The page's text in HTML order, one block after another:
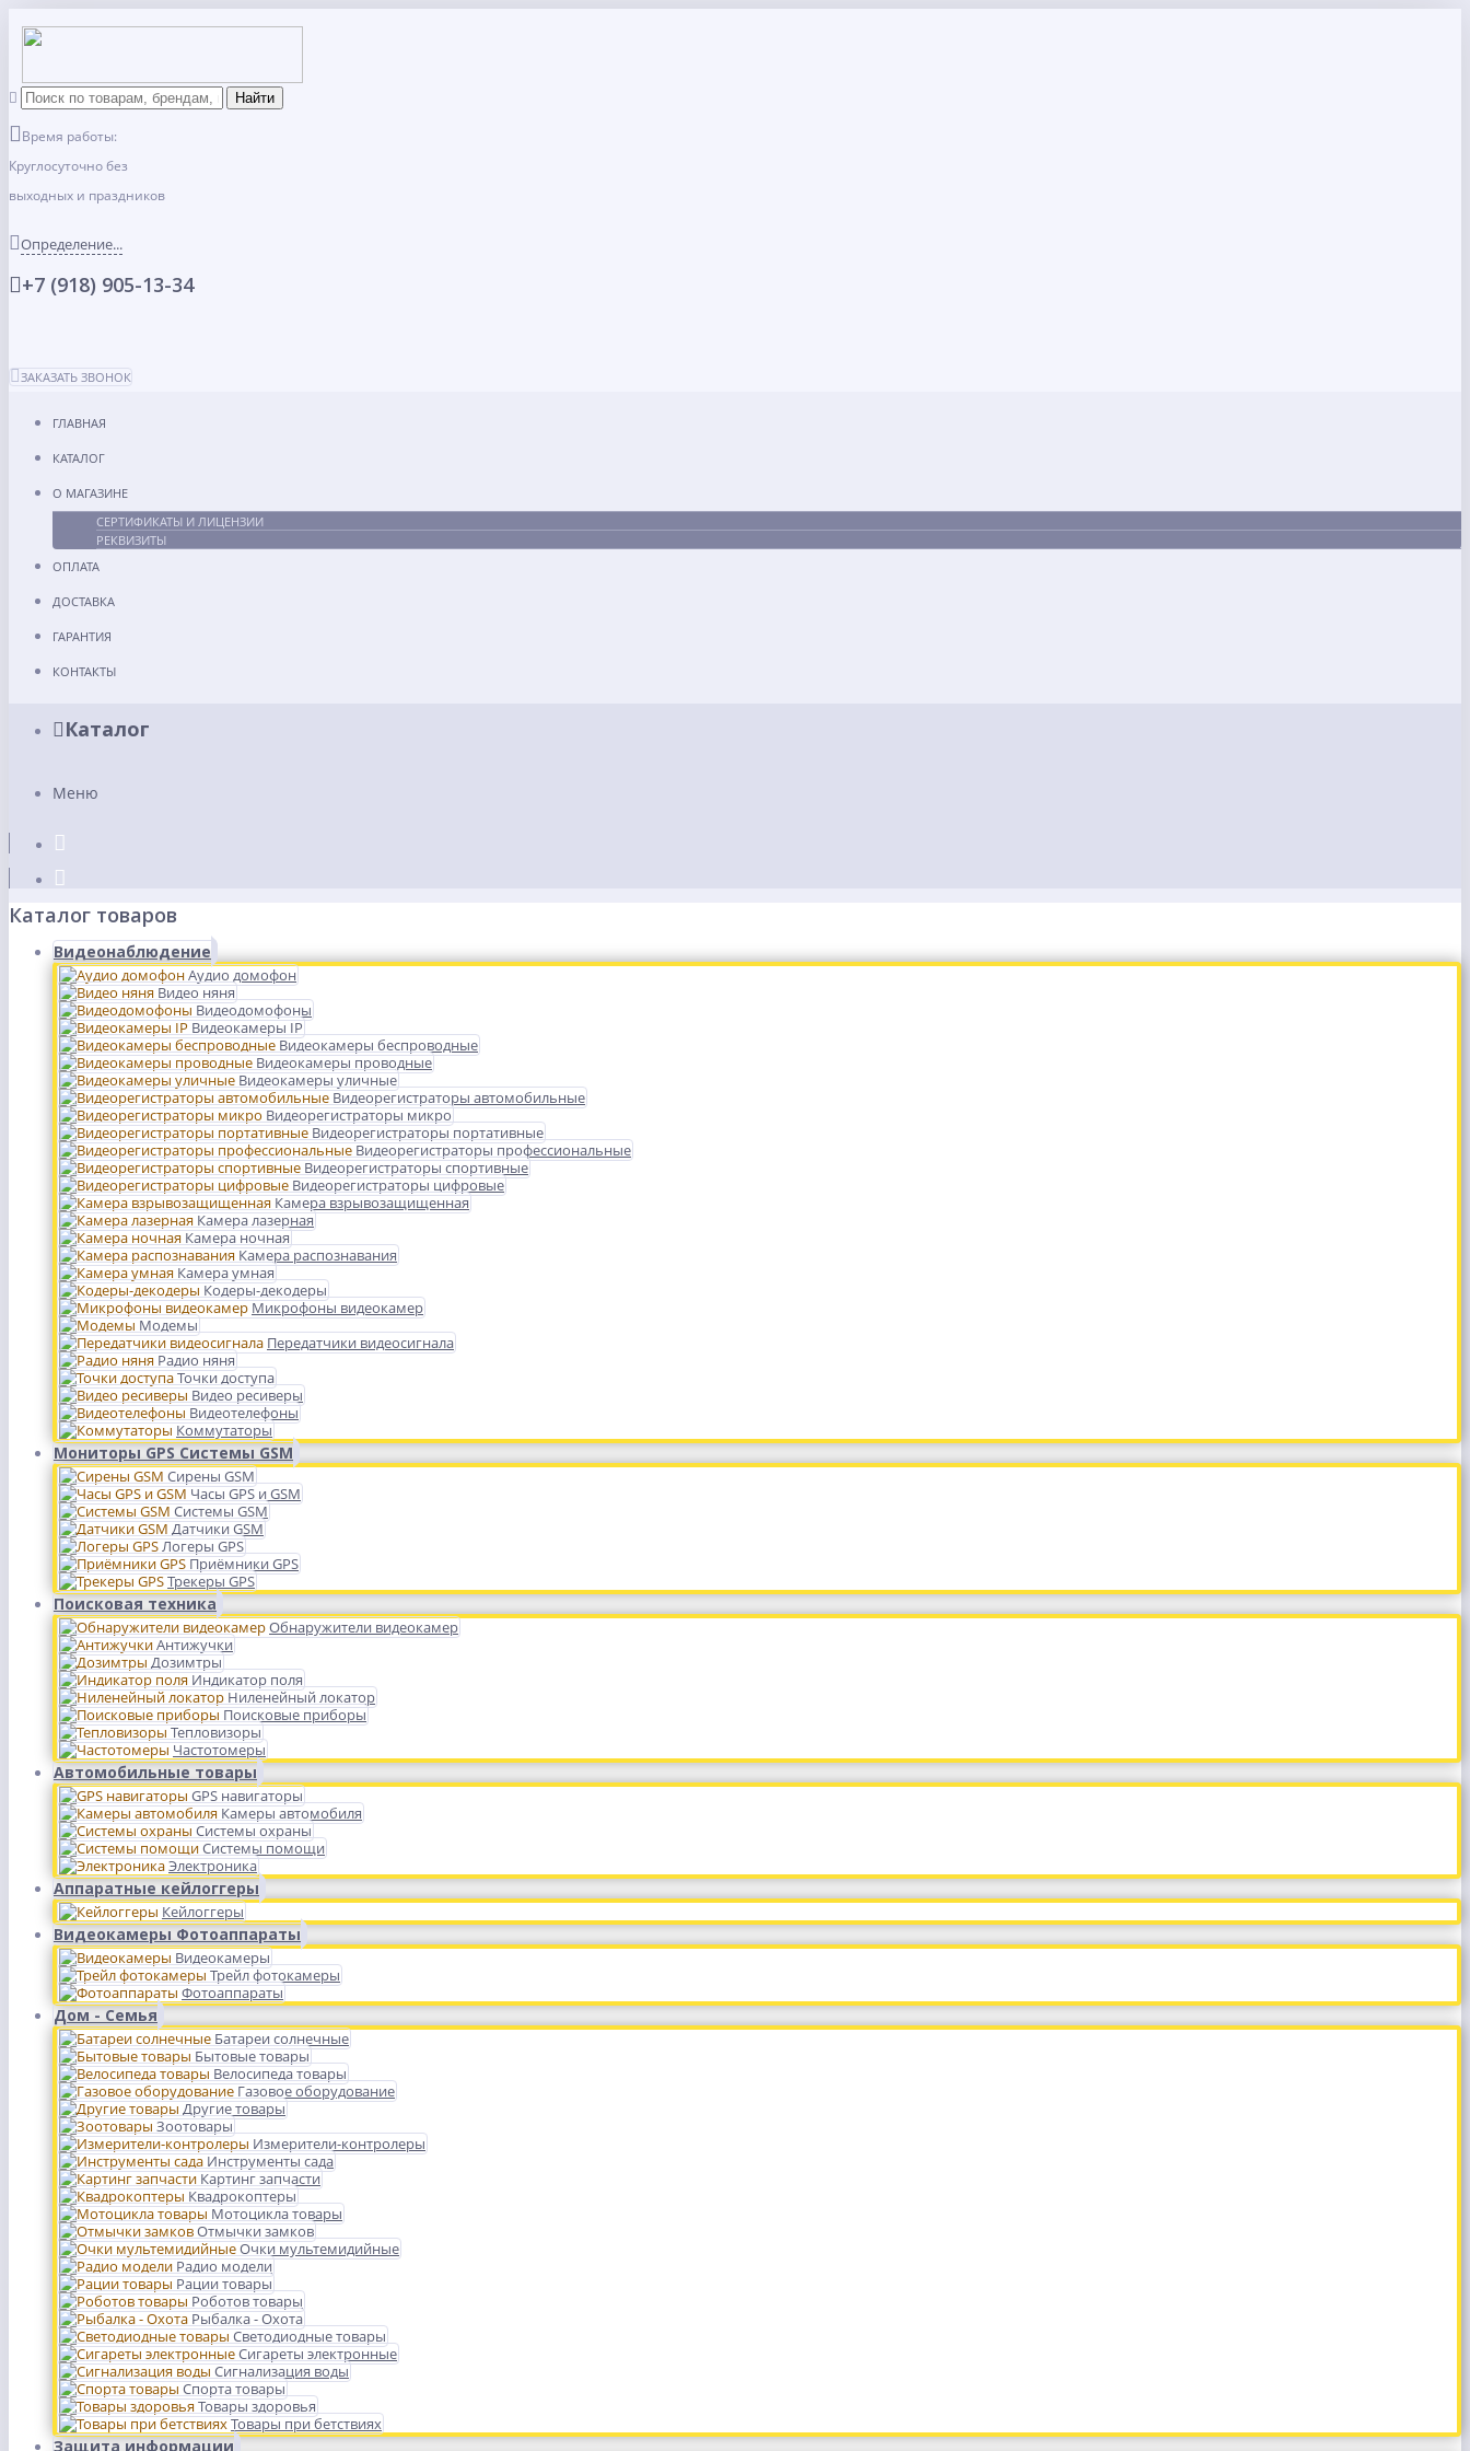
Время работы:
Круглосуточно без
выходных и праздников
Определение...
+7 (918) 905-13-34
ЗАКАЗАТЬ ЗВОНОК
ГЛАВНАЯ
КАТАЛОГ
О МАГАЗИНЕ
СЕРТИФИКАТЫ И ЛИЦЕНЗИИ
РЕКВИЗИТЫ
ОПЛАТА
ДОСТАВКА
ГАРАНТИЯ
КОНТАКТЫ
Каталог
Меню
Каталог товаров
Видеонаблюдение
Аудио домофон
Видео няня
Видеодомофоны
Видеокамеры IP
Видеокамеры беспроводные
Видеокамеры проводные
Видеокамеры уличные
Видеорегистраторы автомобильные
Видеорегистраторы микро
Видеорегистраторы портативные
Видеорегистраторы профессиональные
Видеорегистраторы спортивные
Видеорегистраторы цифровые
Камера взрывозащищенная
Камера лазерная
Камера ночная
Камера распознавания
Камера умная
Кодеры-декодеры
Микрофоны видеокамер
Модемы
Передатчики видеосигнала
Радио няня
Точки доступа
Видео ресиверы
Видеотелефоны
Коммутаторы
Мониторы GPS Системы GSM
Сирены GSM
Часы GPS и GSM
Системы GSM
Датчики GSM
Логеры GPS
Приёмники GPS
Трекеры GPS
Поисковая техника
Обнаружители видеокамер
Антижучки
Дозимтры
Индикатор поля
Ниленейный локатор
Поисковые приборы
Тепловизоры
Частотомеры
Автомобильные товары
GPS навигаторы
Камеры автомобиля
Системы охраны
Системы помощи
Электроника
Аппаратные кейлоггеры
Кейлоггеры
Видеокамеры Фотоаппараты
Видеокамеры
Трейл фотокамеры
Фотоаппараты
Дом - Семья
Батареи солнечные
Бытовые товары
Велосипеда товары
Газовое оборудование
Другие товары
Зоотовары
Измерители-контролеры
Инструменты сада
Картинг запчасти
Квадрокоптеры
Мотоцикла товары
Отмычки замков
Очки мультемидийные
Радио модели
Рации товары
Роботов товары
Рыбалка - Охота
Светодиодные товары
Сигареты электронные
Сигнализация воды
Спорта товары
Товары здоровья
Товары при бетствиях
Защита информации